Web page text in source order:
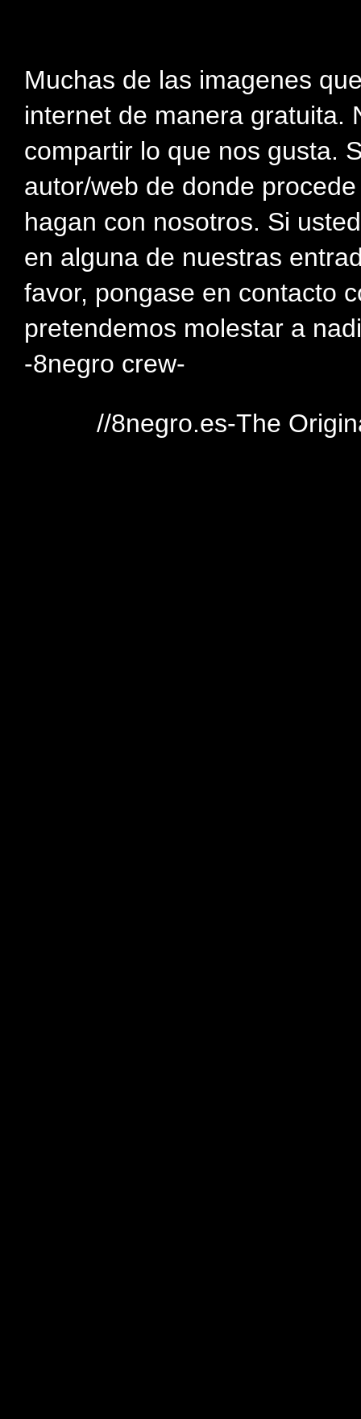
Muchas de las imagenes
internet de manera gratuita.
compartir lo que nos gusta.
autor/web de donde
hagan con nosotros. Si
en alguna de nuestras
favor, pongase en contacto
pretendemos molestar a
-8negro crew-
//8negro.es-The